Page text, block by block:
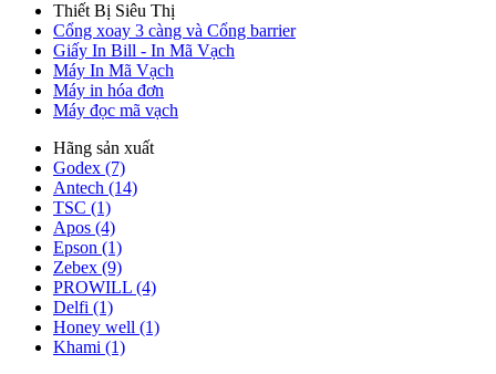
Thiết Bị Siêu Thị
Cổng xoay 3 càng và Cổng barrier
Giấy In Bill - In Mã Vạch
Máy In Mã Vạch
Máy in hóa đơn
Máy đọc mã vạch
Hãng sản xuất
Godex (7)
Antech (14)
TSC (1)
Apos (4)
Epson (1)
Zebex (9)
PROWILL (4)
Delfi (1)
Honey well (1)
Khami (1)